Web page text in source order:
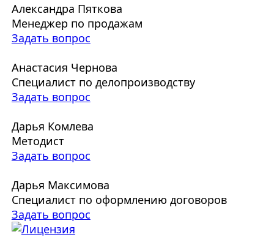
Александра Пяткова
Менеджер по продажам
Задать вопрос
Анастасия Чернова
Специалист по делопроизводству
Задать вопрос
Дарья Комлева
Методист
Задать вопрос
Дарья Максимова
Специалист по оформлению договоров
Задать вопрос